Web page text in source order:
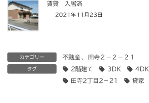
賃貸 入居済
2021年11月23日
カテゴリー 不動産 、 田寺２－２－２１
タグ 2階建て 3DK 4DK
田寺2丁目2－21
貸家